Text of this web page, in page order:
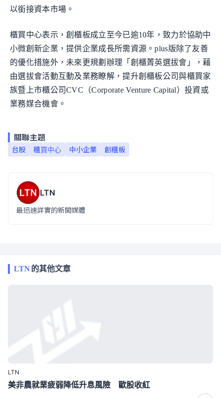
以銜接資本市場。
櫃買中心表示，創櫃板成立至今已逾10年，致力於協助中
小微創新企業，提供企業成長所需資源。plus版除了友善
的優化措施外，未來更規劃辦理「創櫃菁英選拔會」，藉
由選拔會活動互動及業務瞭解，提升創櫃板公司與櫃買家
族暨上市櫃公司CVC（Corporate Venture Capital）投資或
業務媒合機會。
關聯主題
台股 櫃買中心 中小企業 創櫃板
LTN
最迅速詳實的新聞媒體
LTN的其他文章
LTN
美非農就業疲弱降低升息風險 歐股收紅